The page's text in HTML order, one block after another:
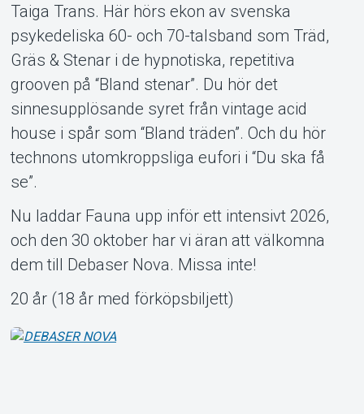
Taiga Trans. Här hörs ekon av svenska
psykedeliska 60- och 70-talsband som Träd,
Gräs & Stenar i de hypnotiska, repetitiva
grooven på “Bland stenar”. Du hör det
sinnesupplösande syret från vintage acid
house i spår som “Bland träden”. Och du hör
technons utomkroppsliga eufori i “Du ska få
se”.
Nu laddar Fauna upp inför ett intensivt 2026,
och den 30 oktober har vi äran att välkomna
dem till Debaser Nova. Missa inte!
20 år (18 år med förköpsbiljett)